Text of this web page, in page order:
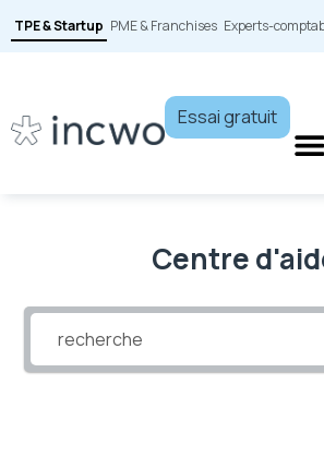
TPE & Startup PME & Franchises Experts-
Essai gratuit
Centre